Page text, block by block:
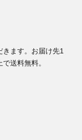
ます。お届け先1
送料無料。